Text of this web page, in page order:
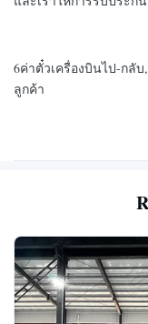
6ค่าตั๋วเครื่องบินไป-กลั
ลูกค้า